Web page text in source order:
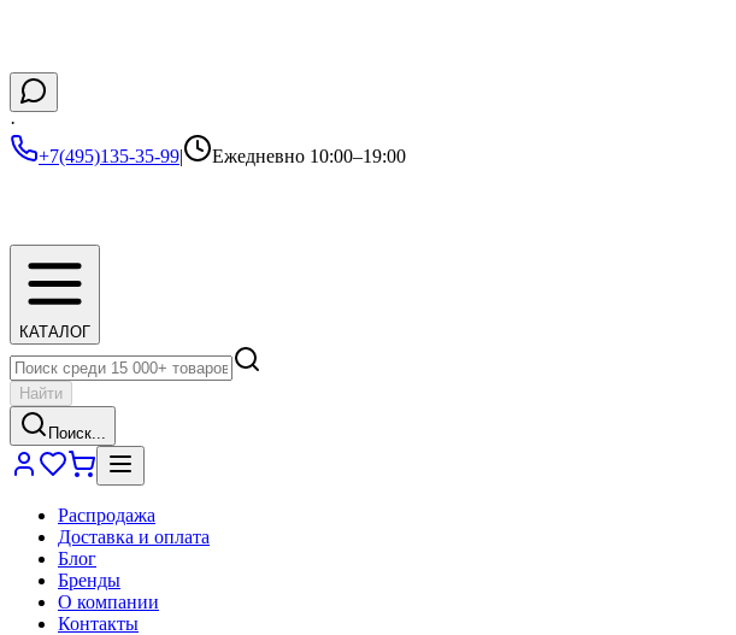
·
+7(495)135-35-99| Ежедневно 10:00–19:00
КАТАЛОГ
Найти
Поиск...
Распродажа
Доставка и оплата
Блог
Бренды
О компании
Контакты